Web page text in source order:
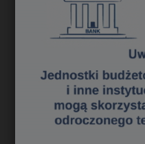
Kod produktu:
zs 5880258